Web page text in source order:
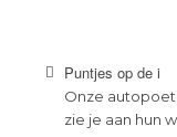
Puntjes op de i
Onze
zie je aan hun